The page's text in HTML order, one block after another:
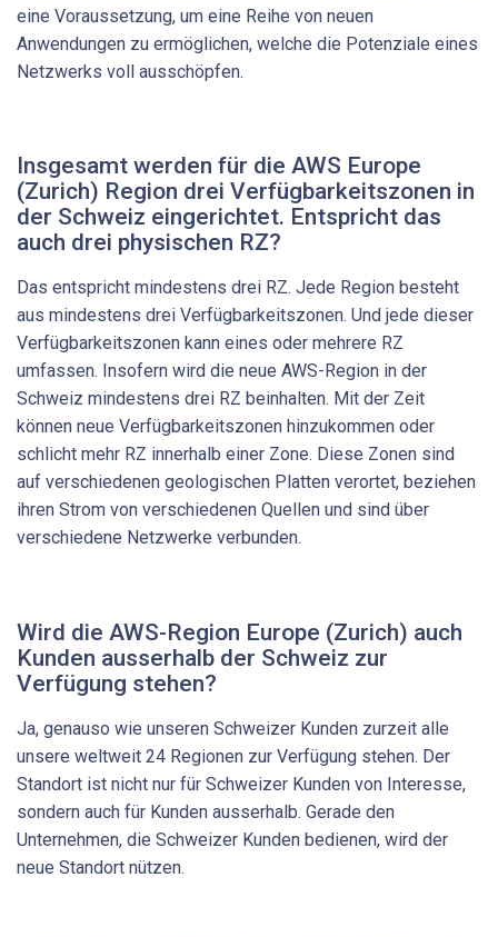
eine Voraussetzung, um eine Reihe von neuen
Anwendungen zu ermöglichen, welche die Potenziale eines
Netzwerks voll ausschöpfen.
Insgesamt werden für die AWS Europe
(Zurich) Region drei Verfügbarkeitszonen in
der Schweiz eingerichtet. Entspricht das
auch drei physischen RZ?
Das entspricht mindestens drei RZ. Jede Region besteht
aus mindestens drei Verfügbarkeitszonen. Und jede dieser
Verfügbarkeitszonen kann eines oder mehrere RZ
umfassen. Insofern wird die neue AWS-Region in der
Schweiz mindestens drei RZ beinhalten. Mit der Zeit
können neue Verfügbarkeitszonen hinzukommen oder
schlicht mehr RZ innerhalb einer Zone. Diese Zonen sind
auf verschiedenen geologischen Platten verortet, beziehen
ihren Strom von verschiedenen Quellen und sind über
verschiedene Netzwerke verbunden.
Wird die AWS-Region Europe (Zurich) auch
Kunden ausserhalb der Schweiz zur
Verfügung stehen?
Ja, genauso wie unseren Schweizer Kunden zurzeit alle
unsere weltweit 24 Regionen zur Verfügung stehen. Der
Standort ist nicht nur für Schweizer Kunden von Interesse,
sondern auch für Kunden ausserhalb. Gerade den
Unternehmen, die Schweizer Kunden bedienen, wird der
neue Standort nützen.